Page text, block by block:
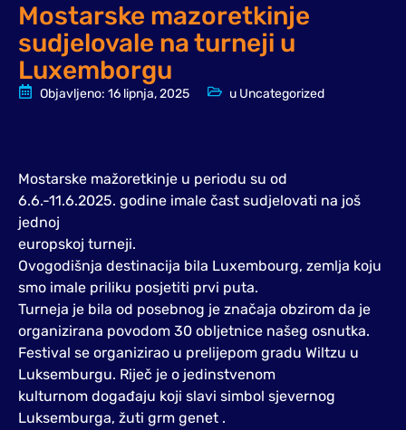
Mostarske mazoretkinje
sudjelovale na turneji u
Luxemborgu
Objavljeno: 16 lipnja, 2025 u Uncategorized
Mostarske mažoretkinje u periodu su od
6.6.-11.6.2025. godine imale čast sudjelovati na još
jednoj
europskoj turneji.
Ovogodišnja destinacija bila Luxembourg, zemlja koju
smo imale priliku posjetiti prvi puta.
Turneja je bila od posebnog je značaja obzirom da je
organizirana povodom 30 obljetnice našeg osnutka.
Festival se organizirao u prelijepom gradu Wiltzu u
Luksemburgu. Riječ je o jedinstvenom
kulturnom događaju koji slavi simbol sjevernog
Luksemburga, žuti grm genet .